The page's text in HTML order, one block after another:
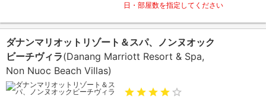
日・部屋数を指定してください
ダナンマリオットリゾート＆スパ、ノンヌオック
ビーチヴィラ(Danang Marriott Resort & Spa,
Non Nuoc Beach Villas)